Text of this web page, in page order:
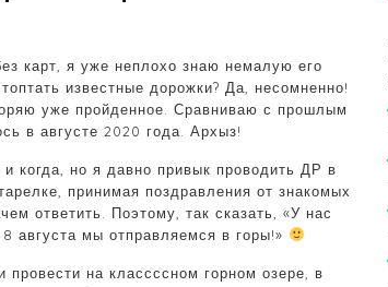
карт, я уже неплохо знаю немалую его
известные дорожки? Да, несомненно!
уже пройденное. Сравниваю с прошлым
в августе 2020 года. Архыз!
когда, но я давно привык проводить ДР в
принимая поздравления от знакомых
ответить. Поэтому, так сказать, «У нас
августа мы отправляемся в горы!»
на классссном горном озере, в